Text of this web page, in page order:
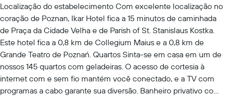
Localização do estabelecimento Com excelente localização no
coração de Poznan, Ikar Hotel fica a 15 minutos de caminhada
de Praça da Cidade Velha e de Parish of St. Stanislaus Kostka.
Este hotel fica a 0,8 km de Collegium Maius e a 0,8 km de
Grande Teatro de Poznań. Quartos Sinta-se em casa em um de
nossos 145 quartos com geladeiras. O acesso de cortesia à
internet com e sem fio mantém você conectado, e a TV com
programas a cabo garante sua diversão. Banheiro privativo com